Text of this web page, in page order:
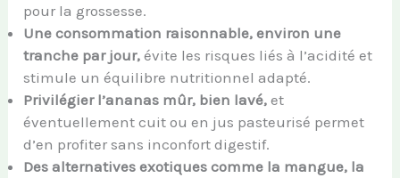
pour la grossesse.
Une consommation raisonnable, environ une
tranche par jour, évite les risques liés à l’acidité et
stimule un équilibre nutritionnel adapté.
Privilégier l’ananas mûr, bien lavé, et
éventuellement cuit ou en jus pasteurisé permet
d’en profiter sans inconfort digestif.
Des alternatives exotiques comme la mangue, la